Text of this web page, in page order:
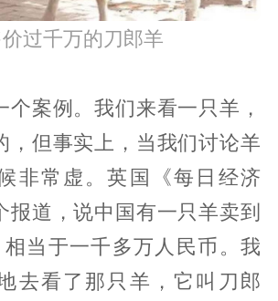
过千万的刀郎羊
个案例。我们来看一只羊，
，但事实上，当我们讨论羊
非常虚。英国《每日经济
报道，说中国有一只羊卖到
当于一千多万人民币。我
去看了那只羊，它叫刀郎